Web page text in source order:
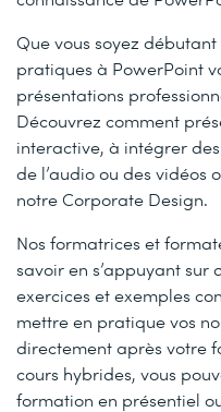
Que vous soyez
pratiques à PowerPoint
présentations
Découvrez comment
interactive, à intégrer
de l’audio ou des vidéos
notre Corporate Design.
Nos formatrices et
savoir en s’appuyant sur
exercices et exemples
mettre en pratique vos
directement après votre
cours hybrides, vous
formation en présentiel